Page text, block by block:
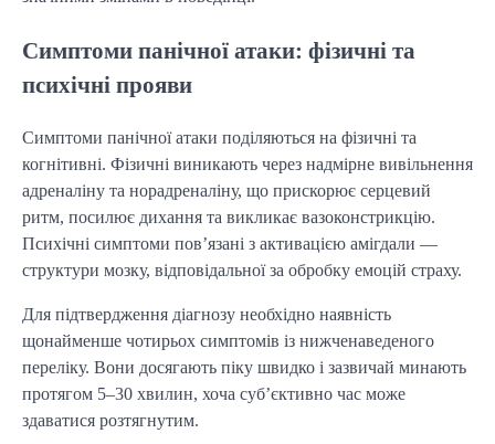
Симптоми панічної атаки: фізичні та
психічні прояви
Симптоми панічної атаки поділяються на фізичні та
когнітивні. Фізичні виникають через надмірне вивільнення
адреналіну та норадреналіну, що прискорює серцевий
ритм, посилює дихання та викликає вазоконстрикцію.
Психічні симптоми пов’язані з активацією амігдали —
структури мозку, відповідальної за обробку емоцій страху.
Для підтвердження діагнозу необхідно наявність
щонайменше чотирьох симптомів із нижченаведеного
переліку. Вони досягають піку швидко і зазвичай минають
протягом 5–30 хвилин, хоча суб’єктивно час може
здаватися розтягнутим.